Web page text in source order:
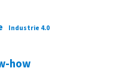
Industrie 4.0
how